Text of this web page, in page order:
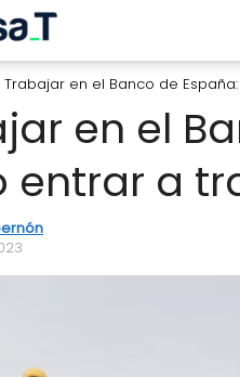
Trabajar en el Banco de
en el
entrar a